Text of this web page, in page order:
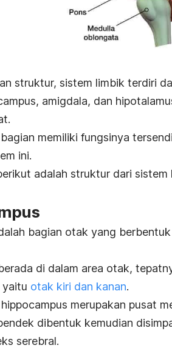
struktur, sistem limbik terdiri
amigdala, dan
memiliki fungsinya
ini.
adalah struktur dari
bagian otak yang
di dalam area otak,
yaitu otak kiri dan kanan.
merupakan pusat
dibentuk kemudian
serebral.